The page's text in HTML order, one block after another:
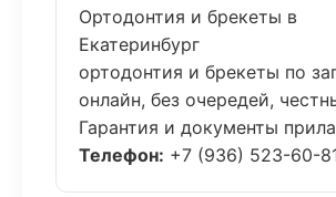
Ортодонтия и брекеты в
Екатеринбург
ортодонтия и брекеты по
онлайн, без очередей,
Гарантия и документы
Телефон: +7 (936) 523-60-